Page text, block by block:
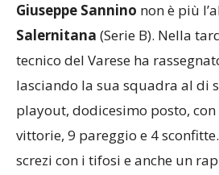
Giuseppe Sannino non è più
Salernitana (Serie B). Nella
tecnico del Varese ha
lasciando la sua squadra al di
playout, dodicesimo posto,
vittorie, 9 pareggio e 4
screzi con i tifosi e anche un